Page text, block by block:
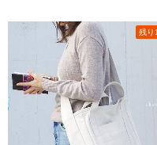
残り